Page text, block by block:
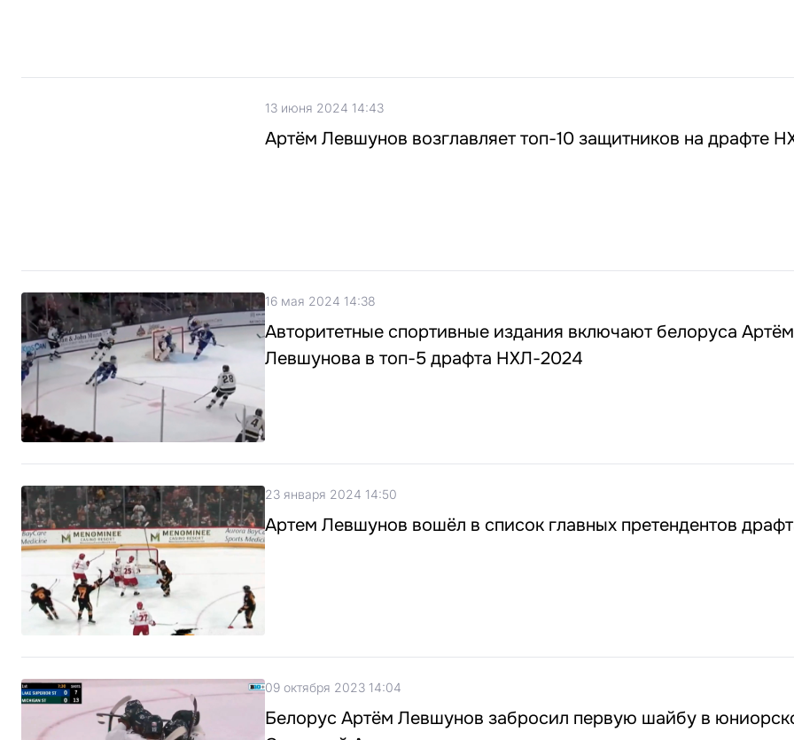
13 июня 2024 14:43
Артём Левшунов возглавляет топ-10 защитников на драфте
16 мая 2024 14:38
Авторитетные спортивные издания включают белоруса
Левшунова в топ-5 драфта НХЛ-2024
23 января 2024 14:50
Артем Левшунов вошёл в список главных претендентов
09 октября 2023 14:04
Белорус Артём Левшунов забросил первую шайбу в